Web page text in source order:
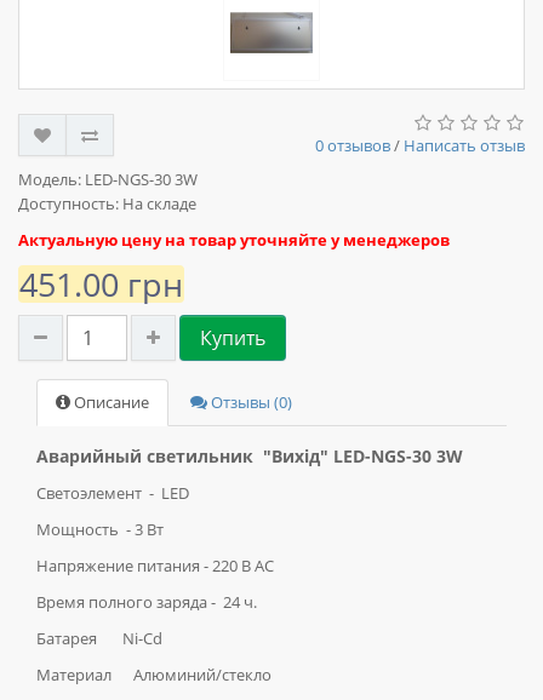
0 отзывов/ Написать отзыв
Модель: LED-NGS-30 3W
Доступность: На складе
Актуальную цену на товар уточняйте у менеджеров
451.00 грн
Купить
Описание Отзывы (0)
Аварийный светильник "Вихід" LED-NGS-30 3W
Светоэлемент - LED
Мощность - 3 Вт
Напряжение питания - 220 В АС
Время полного заряда - 24 ч.
Батарея Ni-Cd
Материал Алюминий/стекло